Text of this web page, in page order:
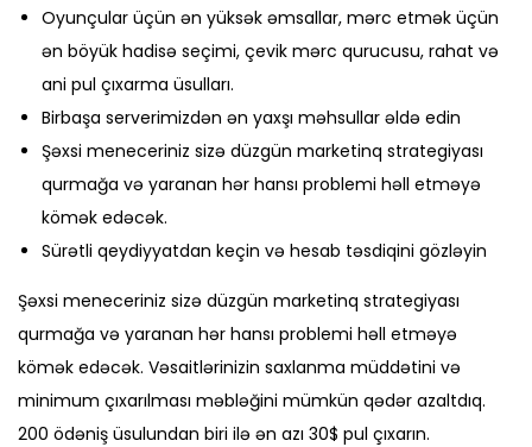
Oyunçular üçün ən yüksək əmsallar, mərc etmək üçün
ən böyük hadisə seçimi, çevik mərc qurucusu, rahat və
ani pul çıxarma üsulları.
Birbaşa serverimizdən ən yaxşı məhsullar əldə edin
Şəxsi meneceriniz sizə düzgün marketinq strategiyası
qurmağa və yaranan hər hansı problemi həll etməyə
kömək edəcək.
Sürətli qeydiyyatdan keçin və hesab təsdiqini gözləyin
Şəxsi meneceriniz sizə düzgün marketinq strategiyası
qurmağa və yaranan hər hansı problemi həll etməyə
kömək edəcək. Vəsaitlərinizin saxlanma müddətini və
minimum çıxarılması məbləğini mümkün qədər azaltdıq.
200 ödəniş üsulundan biri ilə ən azı 30$ pul çıxarın.